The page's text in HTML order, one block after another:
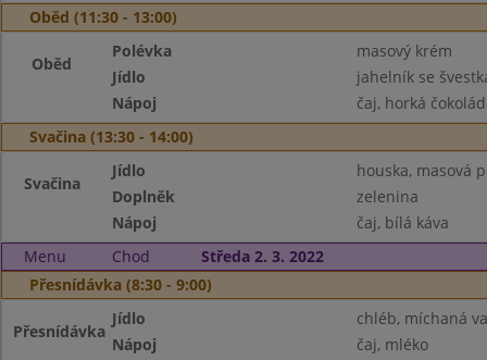
Oběd (11:30 - 13:00)
Oběd
Polévka
masový krém
Jídlo
jahelník se
Nápoj
čaj, horká
Svačina (13:30 - 14:00)
Svačina
Jídlo
houska, masová
Doplněk
zelenina
Nápoj
čaj, bílá káva
Menu
Chod
Středa 2. 3. 2022
Přesnídávka (8:30 - 9:00)
Přesnídávka
Jídlo
chléb, míchaná
Nápoj
čaj, mléko